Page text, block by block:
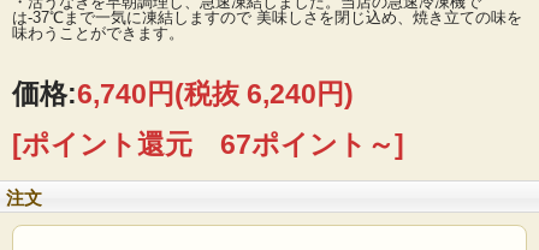
は-37℃まで一気に凍結しますので 美味しさを閉じ込め、焼き立ての味を
味わうことができます。
価格:6,740円(税抜 6,240円)
[ポイント還元 67ポイント～]
注文